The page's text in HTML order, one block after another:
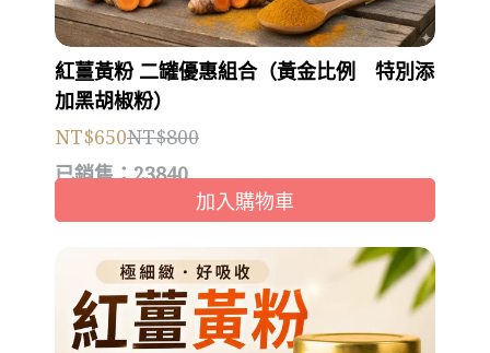
紅薑黃粉 二罐優惠組合（黃金比例 特別添
加黑胡椒粉）
NT$650NT$800
已銷售：23840
加入購物車